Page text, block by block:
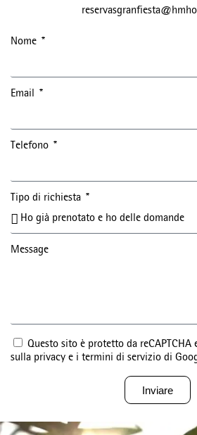
Nome
Email
Telefono
Tipo di richiesta
Message
Questo sito è protetto da reCAPTCHA
sulla privacy e i termini di servizio di
Inviare